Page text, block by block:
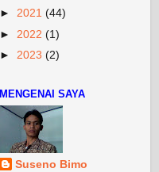
► 2021 (44)
► 2022 (1)
► 2023 (2)
MENGENAI SAYA
Suseno Bimo